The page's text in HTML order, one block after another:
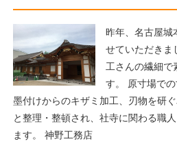
昨年、名古屋城
せていただきま
工さんの繊細で
す。 原寸場で
墨付けからのキザミ加工、刃物を研
と整理・整頓され、社寺に関わる職
ます。 神野工務店